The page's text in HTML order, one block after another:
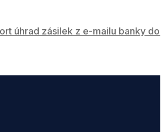
úhrad zásilek z e-mailu banky do